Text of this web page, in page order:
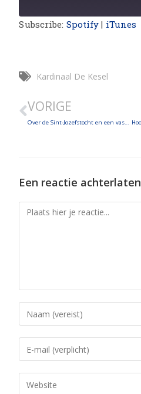
Subscribe: Spotify | iTunes
Kardinaal De Kesel
VORIGE
Over de Sint-Jozefstocht en een vastenconferentie over Edith Stein
Een reactie achterlaten